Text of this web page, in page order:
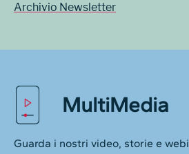
Archivio Newsletter
MultiMedia
Guarda i nostri video, storie e